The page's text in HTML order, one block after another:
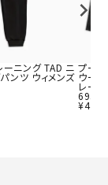
ーニング TAD ニ
ンツ ウィメンズ
プー
ウー
レー
¥